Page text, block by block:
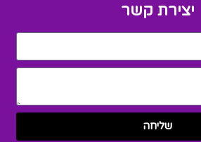
יצירת קשר
שליחה